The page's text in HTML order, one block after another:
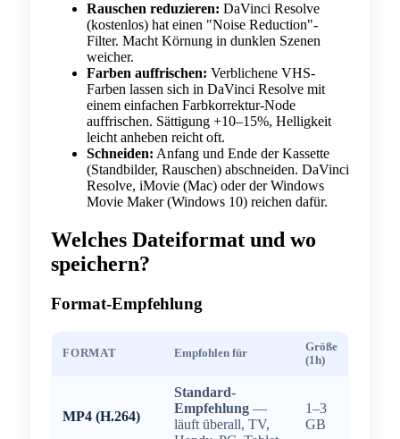
Rauschen reduzieren: DaVinci Resolve
(kostenlos) hat einen "Noise Reduction"-
Filter. Macht Körnung in dunklen Szenen
weicher.
Farben auffrischen: Verblichene VHS-
Farben lassen sich in DaVinci Resolve mit
einem einfachen Farbkorrektur-Node
auffrischen. Sättigung +10–15%, Helligkeit
leicht anheben reicht oft.
Schneiden: Anfang und Ende der Kassette
(Standbilder, Rauschen) abschneiden. DaVinci
Resolve, iMovie (Mac) oder der Windows
Movie Maker (Windows 10) reichen dafür.
Welches Dateiformat und wo
speichern?
Format-Empfehlung
FORMAT Empfohlen für
Größe
(1h)
MP4 (H.264)
Standard-
Empfehlung —
läuft überall, TV,
1–3
GB